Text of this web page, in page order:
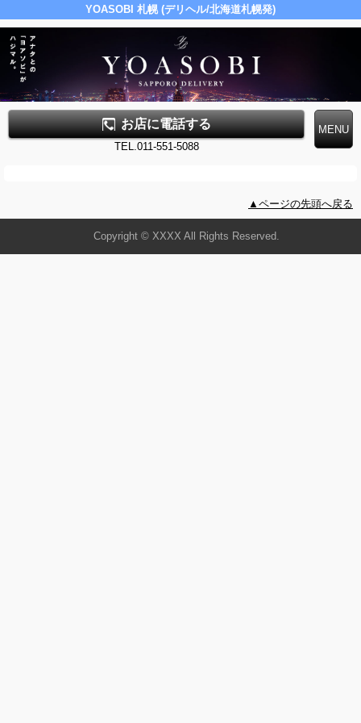
YOASOBI 札幌 (デリヘル/北海道札幌発)
お店に電話する
TEL.011-551-5088
▲ページの先頭へ戻る
Copyright © XXXX All Rights Reserved.